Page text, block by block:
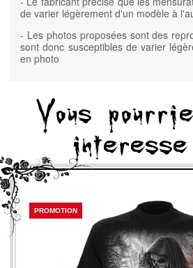
de varier légèrement d'un modèle à
- Les photos proposées sont des
sont donc susceptibles de varier
en photo
Vous
PROMOTION